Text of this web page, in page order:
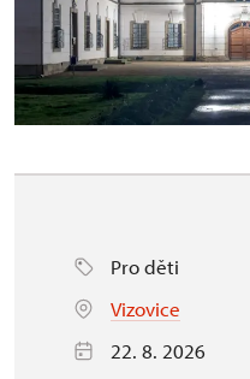
Pro děti
Vizovice
22. 8. 2026